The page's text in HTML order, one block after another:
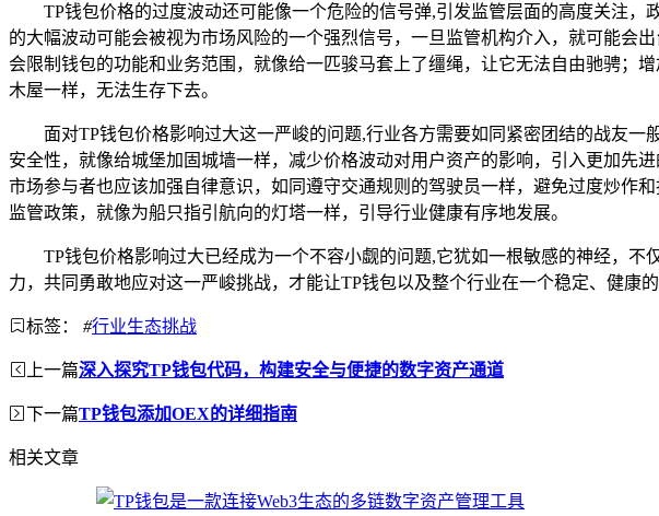
TP钱包价格的过度波动还可能像一个危险的信号弹,引发监管层面的高度关注
的大幅波动可能会被视为市场风险的一个强烈信号，一旦监管机构介入，就可能会
会限制钱包的功能和业务范围，就像给一匹骏马套上了缰绳，让它无法自由驰骋；
木屋一样，无法生存下去。
面对TP钱包价格影响过大这一严峻的问题,行业各方需要如同紧密团结的战友
安全性，就像给城堡加固城墙一样，减少价格波动对用户资产的影响，引入更加先
市场参与者也应该加强自律意识，如同遵守交通规则的驾驶员一样，避免过度炒作
监管政策，就像为船只指引航向的灯塔一样，引导行业健康有序地发展。
TP钱包价格影响过大已经成为一个不容小觑的问题,它犹如一根敏感的神经，
力，共同勇敢地应对这一严峻挑战，才能让TP钱包以及整个行业在一个稳定、健康
标签： #行业生态挑战
上一篇深入探究TP钱包代码，构建安全与便捷的数字资产通道
下一篇TP钱包添加OEX的详细指南
相关文章